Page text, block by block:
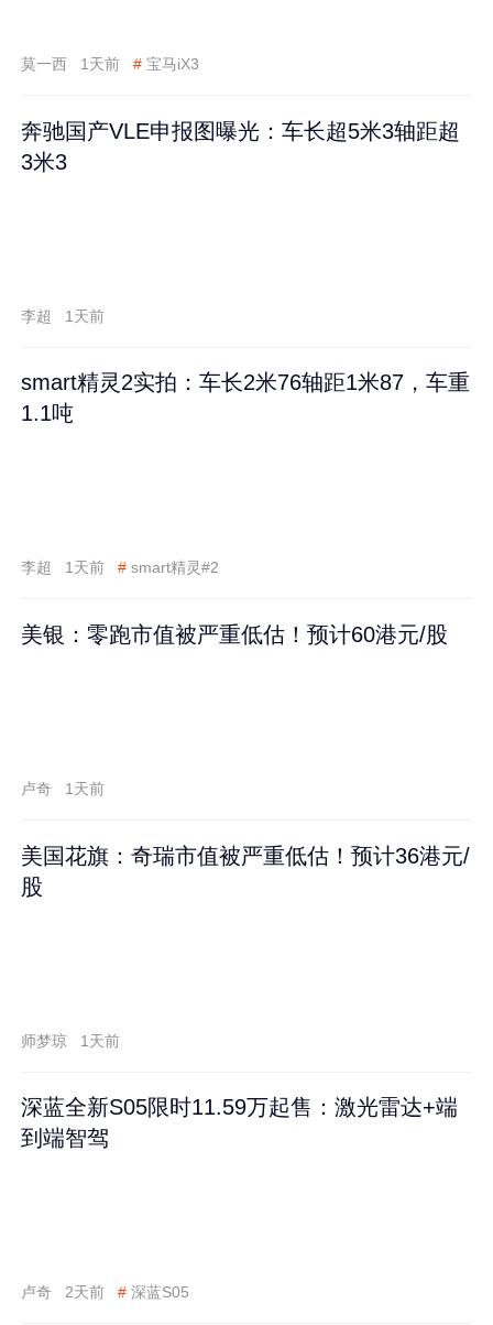
莫一西 1天前 # 宝马iX3
奔驰国产VLE申报图曝光：车长超5米3轴距超
3米3
李超 1天前
smart精灵2实拍：车长2米76轴距1米87，车重
1.1吨
李超 1天前 # smart精灵#2
美银：零跑市值被严重低估！预计60港元/股
卢奇 1天前
美国花旗：奇瑞市值被严重低估！预计36港元/
股
师梦琼 1天前
深蓝全新S05限时11.59万起售：激光雷达+端
到端智驾
卢奇 2天前 # 深蓝S05